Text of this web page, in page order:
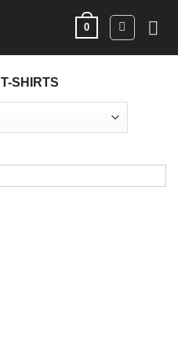
0
T-SHIRTS